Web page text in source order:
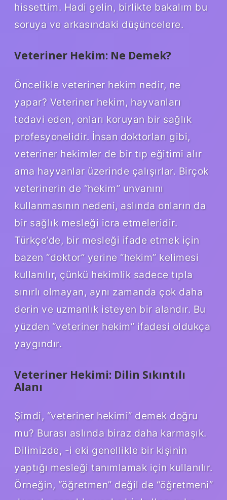
hissettim. Hadi gelin, birlikte bakalım bu
soruya ve arkasındaki düşüncelere.
Veteriner Hekim: Ne Demek?
Öncelikle veteriner hekim nedir, ne
yapar? Veteriner hekim, hayvanları
tedavi eden, onları koruyan bir sağlık
profesyonelidir. İnsan doktorları gibi,
veteriner hekimler de bir tıp eğitimi alır
ama hayvanlar üzerinde çalışırlar. Birçok
veterinerin de “hekim” unvanını
kullanmasının nedeni, aslında onların da
bir sağlık mesleği icra etmeleridir.
Türkçe’de, bir mesleği ifade etmek için
bazen “doktor” yerine “hekim” kelimesi
kullanılır, çünkü hekimlik sadece tıpla
sınırlı olmayan, aynı zamanda çok daha
derin ve uzmanlık isteyen bir alandır. Bu
yüzden “veteriner hekim” ifadesi oldukça
yaygındır.
Veteriner Hekimi: Dilin Sıkıntılı
Alanı
Şimdi, “veteriner hekimi” demek doğru
mu? Burası aslında biraz daha karmaşık.
Dilimizde, -i eki genellikle bir kişinin
yaptığı mesleği tanımlamak için kullanılır.
Örneğin, “öğretmen” değil de “öğretmeni”